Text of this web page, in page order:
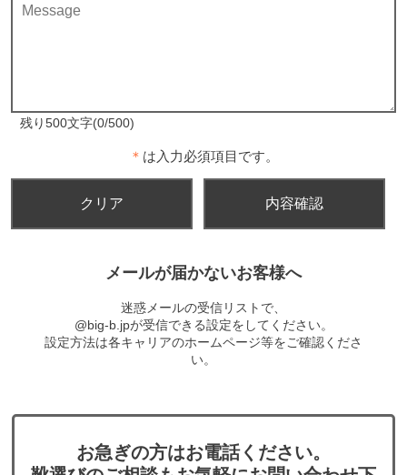
残り500文字(0/500)
＊ は入力必須項目です。
メールが届かないお客様へ
迷惑メールの受信リストで、
@big-b.jpが受信できる設定をしてください。
設定方法は各キャリアのホームページ等をご確認くださ
い。
お急ぎの方はお電話ください。